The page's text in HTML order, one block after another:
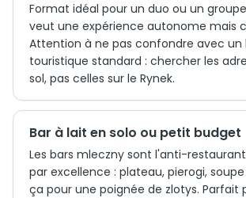
Format idéal pour un duo ou un
veut une expérience autonome mais
Attention à ne pas confondre avec un
touristique standard : chercher les
sol, pas celles sur le Rynek.
Bar à lait en solo ou petit budget
Les bars mleczny sont l'anti-
par excellence : plateau, pierogi,
ça pour une poignée de zlotys. Parfait